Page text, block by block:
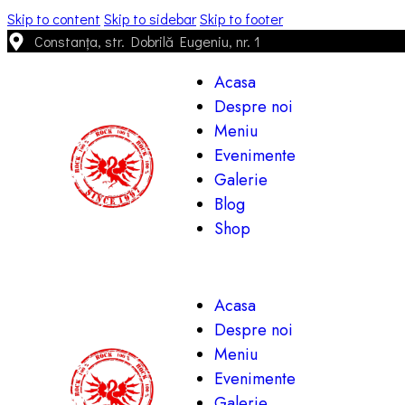
Skip to content Skip to sidebarSkip to footer
Constanța, str. Dobrilă Eugeniu, nr. 1
Acasa
Despre noi
Meniu
Evenimente
Galerie
Blog
Shop
Acasa
Despre noi
Meniu
Evenimente